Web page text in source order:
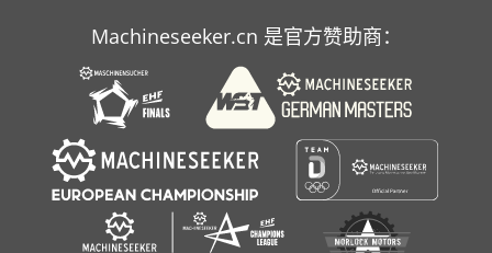
Machineseeker.cn 是官方赞助商：